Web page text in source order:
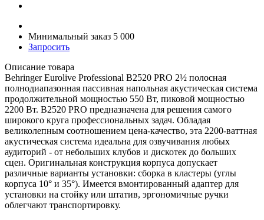
Минимальный заказ 5 000
Запросить
Описание товара
Behringer Eurolive Professional B2520 PRO 2½ полосная
полнодиапазонная пассивная напольная акустическая система
продолжительной мощностью 550 Вт, пиковой мощностью
2200 Вт. B2520 PRO предназначена для решения самого
широкого круга профессиональных задач. Обладая
великолепным соотношением цена-качество, эта 2200-ваттная
акустическая система идеальна для озвучивания любых
аудиторий - от небольших клубов и дискотек до больших
сцен. Оригинальная конструкция корпуса допускает
различные варианты установки: сборка в кластеры (углы
корпуса 10° и 35°). Имеется вмонтированный адаптер для
установки на стойку или штатив, эргономичные ручки
облегчают транспортировку.